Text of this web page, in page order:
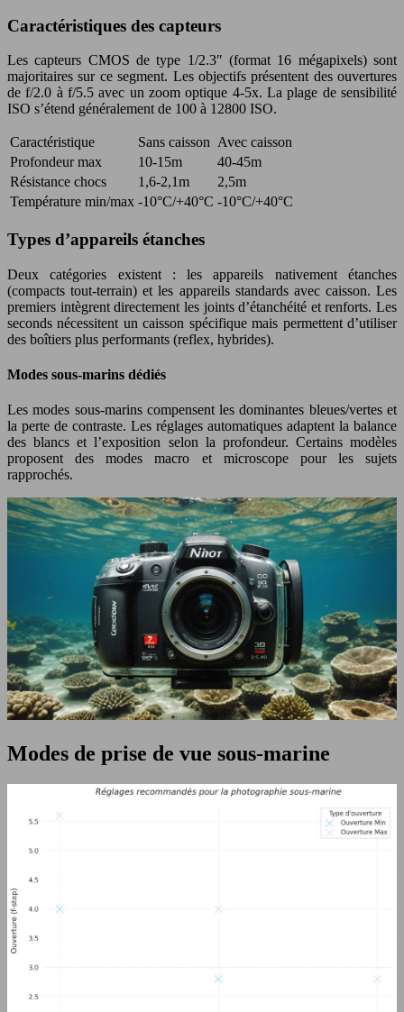
Caractéristiques des capteurs
Les capteurs CMOS de type 1/2.3″ (format 16 mégapixels) sont
majoritaires sur ce segment. Les objectifs présentent des ouvertures
de f/2.0 à f/5.5 avec un zoom optique 4-5x. La plage de sensibilité
ISO s’étend généralement de 100 à 12800 ISO.
Caractéristique Sans caisson Avec caisson
Profondeur max
10-15m
40-45m
Résistance chocs
1,6-2,1m
2,5m
Température min/max -10°C/+40°C -10°C/+40°C
Types d’appareils étanches
Deux catégories existent : les appareils nativement étanches
(compacts tout-terrain) et les appareils standards avec caisson. Les
premiers intègrent directement les joints d’étanchéité et renforts. Les
seconds nécessitent un caisson spécifique mais permettent d’utiliser
des boîtiers plus performants (reflex, hybrides).
Modes sous-marins dédiés
Les modes sous-marins compensent les dominantes bleues/vertes et
la perte de contraste. Les réglages automatiques adaptent la balance
des blancs et l’exposition selon la profondeur. Certains modèles
proposent des modes macro et microscope pour les sujets
rapprochés.
Modes de prise de vue sous-marine